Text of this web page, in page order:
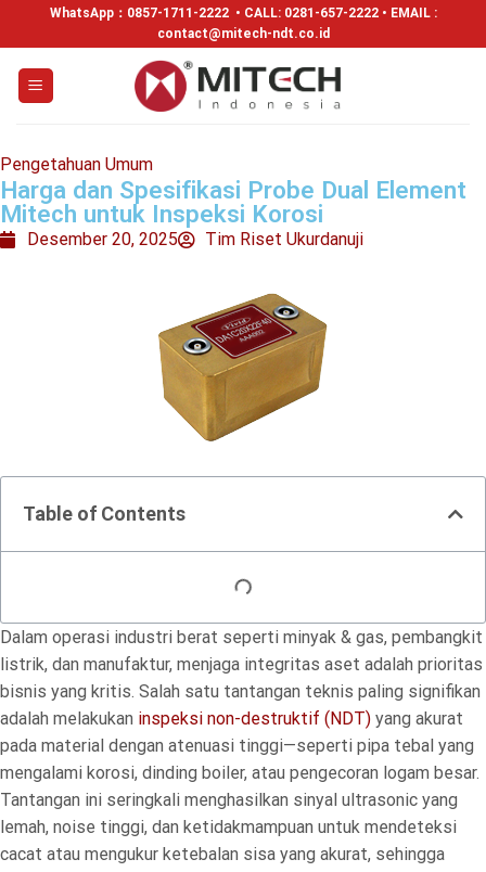
WhatsApp： 0857-1711-2222 • CALL: 0281-657-2222 • EMAIL :
contact@mitech-ndt.co.id
Pengetahuan Umum
Harga dan Spesifikasi Probe Dual Element
Mitech untuk Inspeksi Korosi
Desember 20, 2025 Tim Riset Ukurdanuji
Table of Contents
Dalam operasi industri berat seperti minyak & gas, pembangkit
listrik, dan manufaktur, menjaga integritas aset adalah prioritas
bisnis yang kritis. Salah satu tantangan teknis paling signifikan
adalah melakukan inspeksi non-destruktif (NDT) yang akurat
pada material dengan atenuasi tinggi—seperti pipa tebal yang
mengalami korosi, dinding boiler, atau pengecoran logam besar.
Tantangan ini seringkali menghasilkan sinyal ultrasonic yang
lemah, noise tinggi, dan ketidakmampuan untuk mendeteksi
cacat atau mengukur ketebalan sisa yang akurat, sehingga